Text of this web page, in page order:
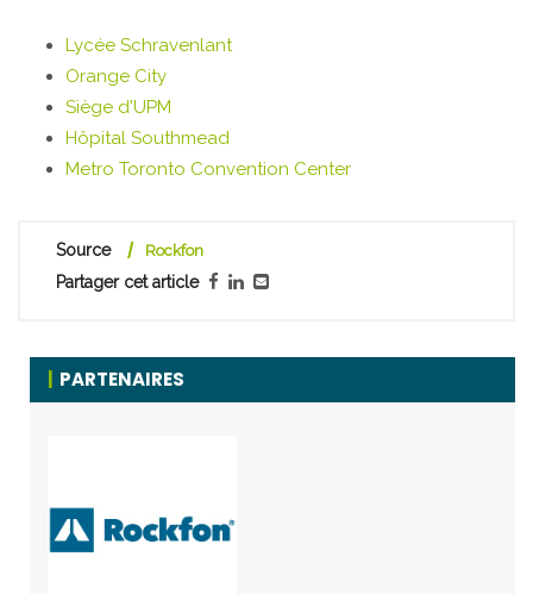
Lycée Schravenlant
Orange City
Siège d'UPM
Hôpital Southmead
Metro Toronto Convention Center
Source Rockfon
Partager cet article
PARTENAIRES